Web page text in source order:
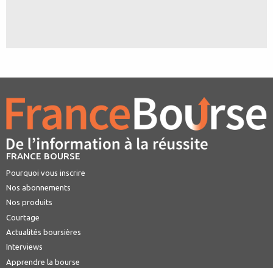
FRANCE BOURSE
Pourquoi vous inscrire
Nos abonnements
Nos produits
Courtage
Actualités boursières
Interviews
Apprendre la bourse